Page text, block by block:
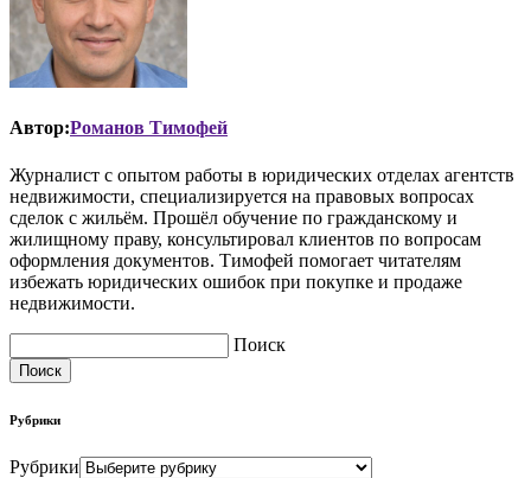
Автор:Романов Тимофей
Журналист с опытом работы в юридических отделах агентств
недвижимости, специализируется на правовых вопросах
сделок с жильём. Прошёл обучение по гражданскому и
жилищному праву, консультировал клиентов по вопросам
оформления документов. Тимофей помогает читателям
избежать юридических ошибок при покупке и продаже
недвижимости.
Поиск
Поиск
Рубрики
Рубрики